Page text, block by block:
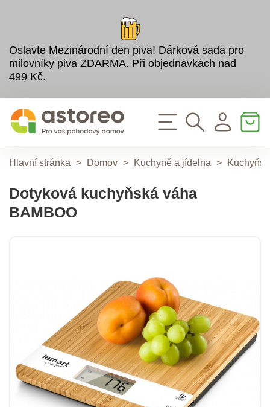
Oslavte Mezinárodní den piva! Dárková sada pro
milovníky piva ZDARMA. Při objednávkách nad
499 Kč.
Hlavní stránka > Domov > Kuchyně a jídelna >
Dotyková kuchyňská váha
BAMBOO